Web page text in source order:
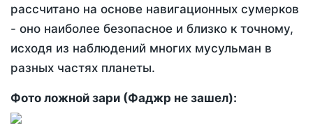
рассчитано на основе навигационных сумерков
- оно наиболее безопасное и близко к точному,
исходя из наблюдений многих мусульман в
разных частях планеты.
Фото ложной зари (Фаджр не зашел):